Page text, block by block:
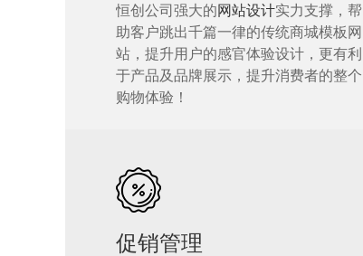
恒创公司强大的网站设计实力支撑，帮
助客户跳出千篇一律的传统商城模板网
站，提升用户的感官体验设计，更有利
于产品及品牌展示，提升消费者的整个
购物体验！
促销管理